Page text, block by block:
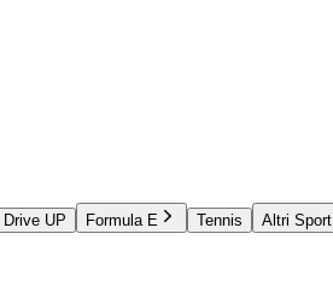
Drive UP Formula E Tennis Altri Sport